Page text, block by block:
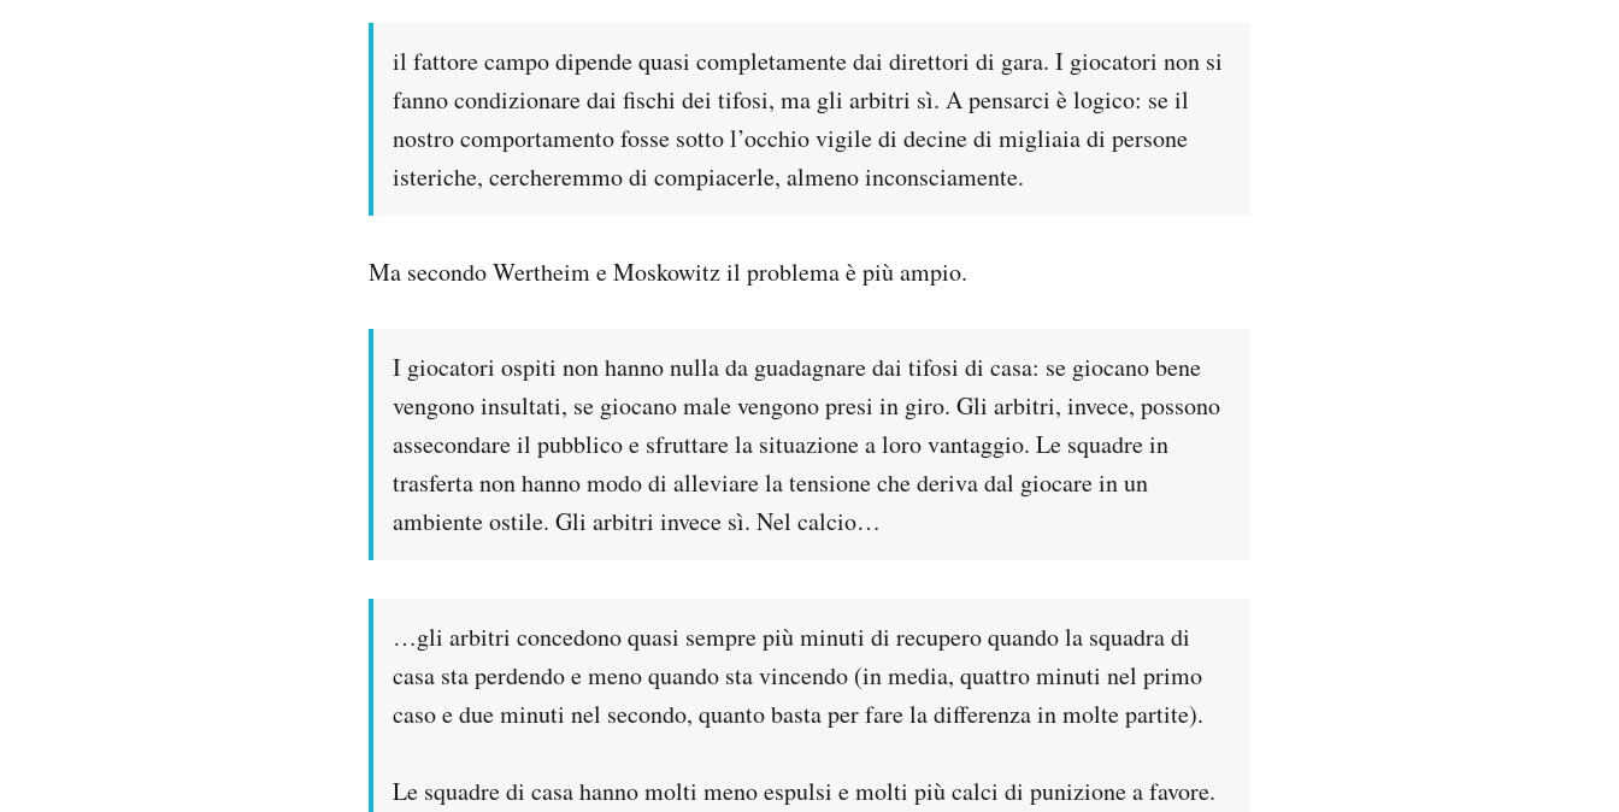
il fattore campo dipende quasi completamente dai direttori di gara. I giocatori non si
fanno condizionare dai fischi dei tifosi, ma gli arbitri sì. A pensarci è logico: se il
nostro comportamento fosse sotto l’occhio vigile di decine di migliaia di persone
isteriche, cercheremmo di compiacerle, almeno inconsciamente.
Ma secondo Wertheim e Moskowitz il problema è più ampio.
I giocatori ospiti non hanno nulla da guadagnare dai tifosi di casa: se giocano bene
vengono insultati, se giocano male vengono presi in giro. Gli arbitri, invece, possono
assecondare il pubblico e sfruttare la situazione a loro vantaggio. Le squadre in
trasferta non hanno modo di alleviare la tensione che deriva dal giocare in un
ambiente ostile. Gli arbitri invece sì. Nel calcio…
…gli arbitri concedono quasi sempre più minuti di recupero quando la squadra di
casa sta perdendo e meno quando sta vincendo (in media, quattro minuti nel primo
caso e due minuti nel secondo, quanto basta per fare la differenza in molte partite).
Le squadre di casa hanno molti meno espulsi e molti più calci di punizione a favore.